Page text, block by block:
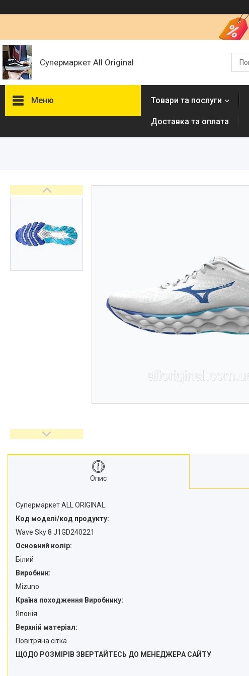
Супермаркет All Original
Меню Товари та послуги
Доставка та оплата
Опис
Супермаркет ALL ORIGINAL.
Код моделі/код продукту:
Wave Sky 8 J1GD240221
Основний колір:
Білий
Виробник:
Mizuno
Країна походження Виробнику:
Японія
Верхній матеріал:
Повітряна сітка
ЩОДО РОЗМІРІВ ЗВЕРТАЙТЕСЬ ДО МЕНЕДЖЕРА САЙТУ